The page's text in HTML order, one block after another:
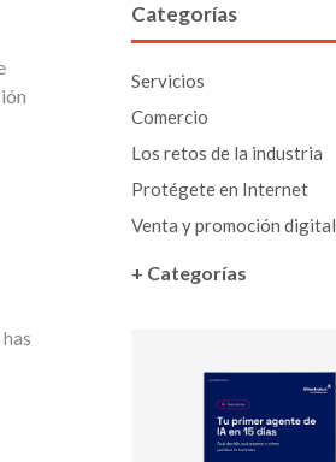
Categorías
Servicios
Comercio
Los retos de la industria
Protégete en Internet
Venta y promoción digital
+ Categorías